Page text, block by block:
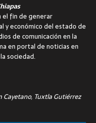
el fin de generar
y económico del estado de
de comunicación en la
en portal de noticias en
sociedad.
Cayetano, Tuxtla Gutiérrez